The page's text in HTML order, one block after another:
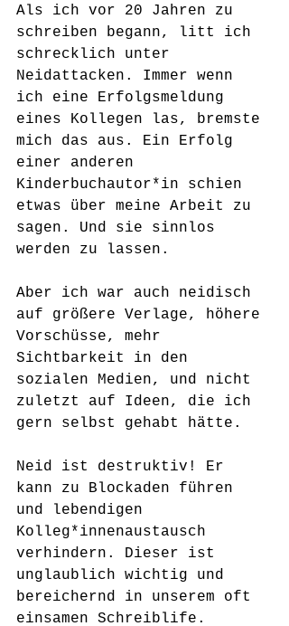
Als ich vor 20 Jahren zu
schreiben begann, litt ich
schrecklich unter
Neidattacken. Immer wenn
ich eine Erfolgsmeldung
eines Kollegen las, bremste
mich das aus. Ein Erfolg
einer anderen
Kinderbuchautor*in schien
etwas über meine Arbeit zu
sagen. Und sie sinnlos
werden zu lassen.
Aber ich war auch neidisch
auf größere Verlage, höhere
Vorschüsse, mehr
Sichtbarkeit in den
sozialen Medien, und nicht
zuletzt auf Ideen, die ich
gern selbst gehabt hätte.
Neid ist destruktiv! Er
kann zu Blockaden führen
und lebendigen
Kolleg*innenaustausch
verhindern. Dieser ist
unglaublich wichtig und
bereichernd in unserem oft
einsamen Schreiblife.